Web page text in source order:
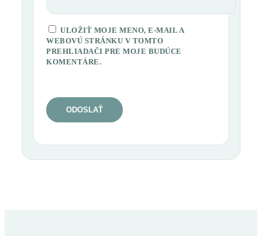
ULOŽIŤ MOJE MENO, E-MAIL A
WEBOVÚ STRÁNKU V TOMTO
PREHLIADAČI PRE MOJE BUDÚCE
KOMENTÁRE.